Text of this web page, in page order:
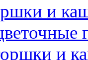
и
и